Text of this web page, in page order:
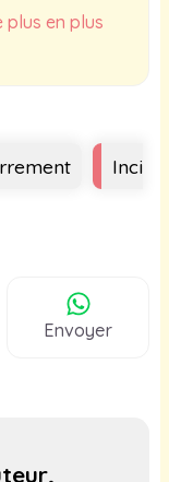
plus en plus
Inci
Envoyer